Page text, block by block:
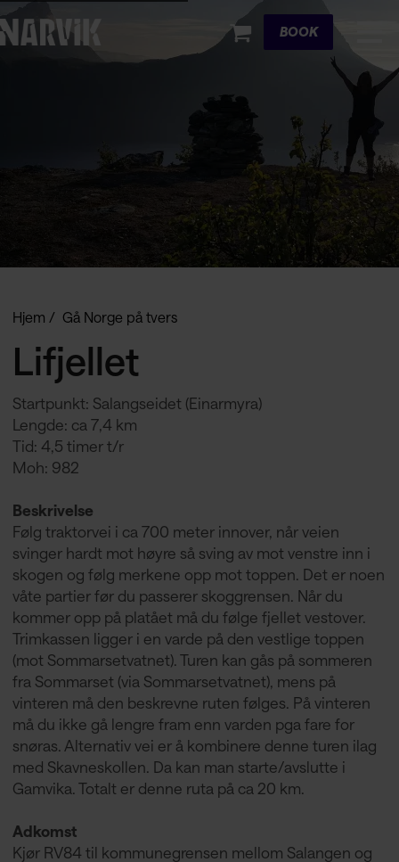
Cart
BOOK
Hjem Gå Norge på tvers
Lifjellet
Startpunkt: Salangseidet (Einarmyra)
Lengde: ca 7,4 km
Tid: 4,5 timer t/r
Moh: 982
Beskrivelse
Følg traktorvei i ca 700 meter innover, når veien
svinger hardt mot høyre så sving av mot venstre inn i
skogen og følg merkene opp mot toppen. Det er noen
våte partier før du passerer skoggrensen. Når du
kommer opp på platået må du følge fjellet vestover.
Trimkassen ligger i en varde på den vestlige toppen
(mot Sommarsetvatnet). Turen kan gås på sommeren
fra Sommarset (via Sommarsetvatnet), mens på
vinteren må den beskrevne ruten følges. På vinteren
må du ikke gå lengre fram enn varden pga fare for
snøras. Alternativ vei er å kombinere denne turen ilag
med Skavneskollen. Da kan man starte/avslutte i
Gamvika. Totalt er denne ruta på ca 20 km.
Adkomst
Kjør RV84 til kommunegrensen mellom Salangen og